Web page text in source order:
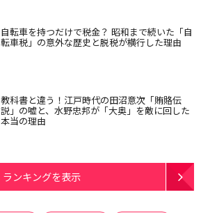
自転車を持つだけで税金？ 昭和まで続いた「自
転車税」の意外な歴史と脱税が横行した理由
教科書と違う！江戸時代の田沼意次「賄賂伝
説」の嘘と、水野忠邦が「大奥」を敵に回した
本当の理由
ランキングを表示